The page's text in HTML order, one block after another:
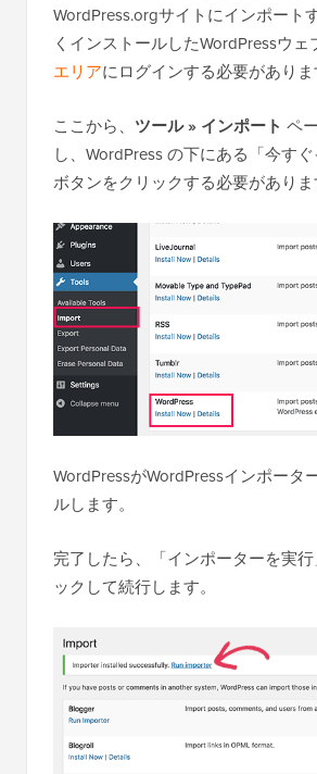
WordPress.orgサイトにインポート
くインストールしたWordPressウェ
エリアにログインする必要がありま
ここから、 ツール » インポート ペ
し、WordPress の下にある「今すぐ
ボタンをクリックする必要がありま
WordPressがWordPressインポータ
ルします。
完了したら、「インポーターを実
ックして続行します。